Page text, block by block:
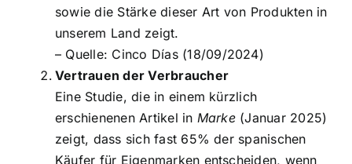
sowie die Stärke dieser Art von Produkten in
unserem Land zeigt.
– Quelle: Cinco Días (18/09/2024)
Vertrauen der Verbraucher
Eine Studie, die in einem kürzlich
erschienenen Artikel in Marke(Januar 2025)
zeigt, dass sich fast 65% der spanischen
Käufer für Eigenmarken entscheiden, wenn